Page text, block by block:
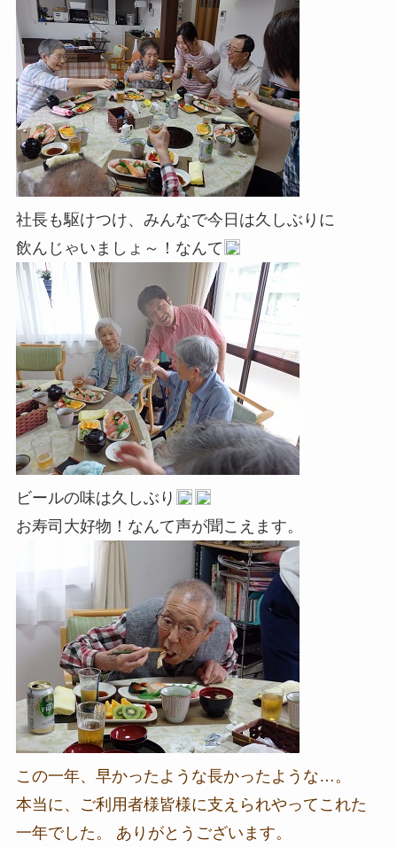
社長も駆けつけ、みんなで今日は久しぶりに
飲んじゃいましょ～！なんて
ビールの味は久しぶり
お寿司大好物！なんて声が聞こえます。
この一年、早かったような長かったような…。
本当に、ご利用者様皆様に支えられやってこれた
一年でした。 ありがとうございます。